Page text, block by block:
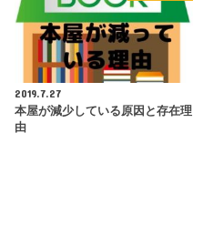
2019.7.27
本屋が減少している原因と存在理
由